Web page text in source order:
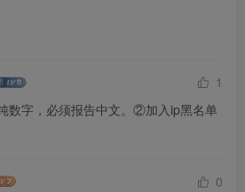
1
数字，必须报告中文。②加入ip黑名单
0